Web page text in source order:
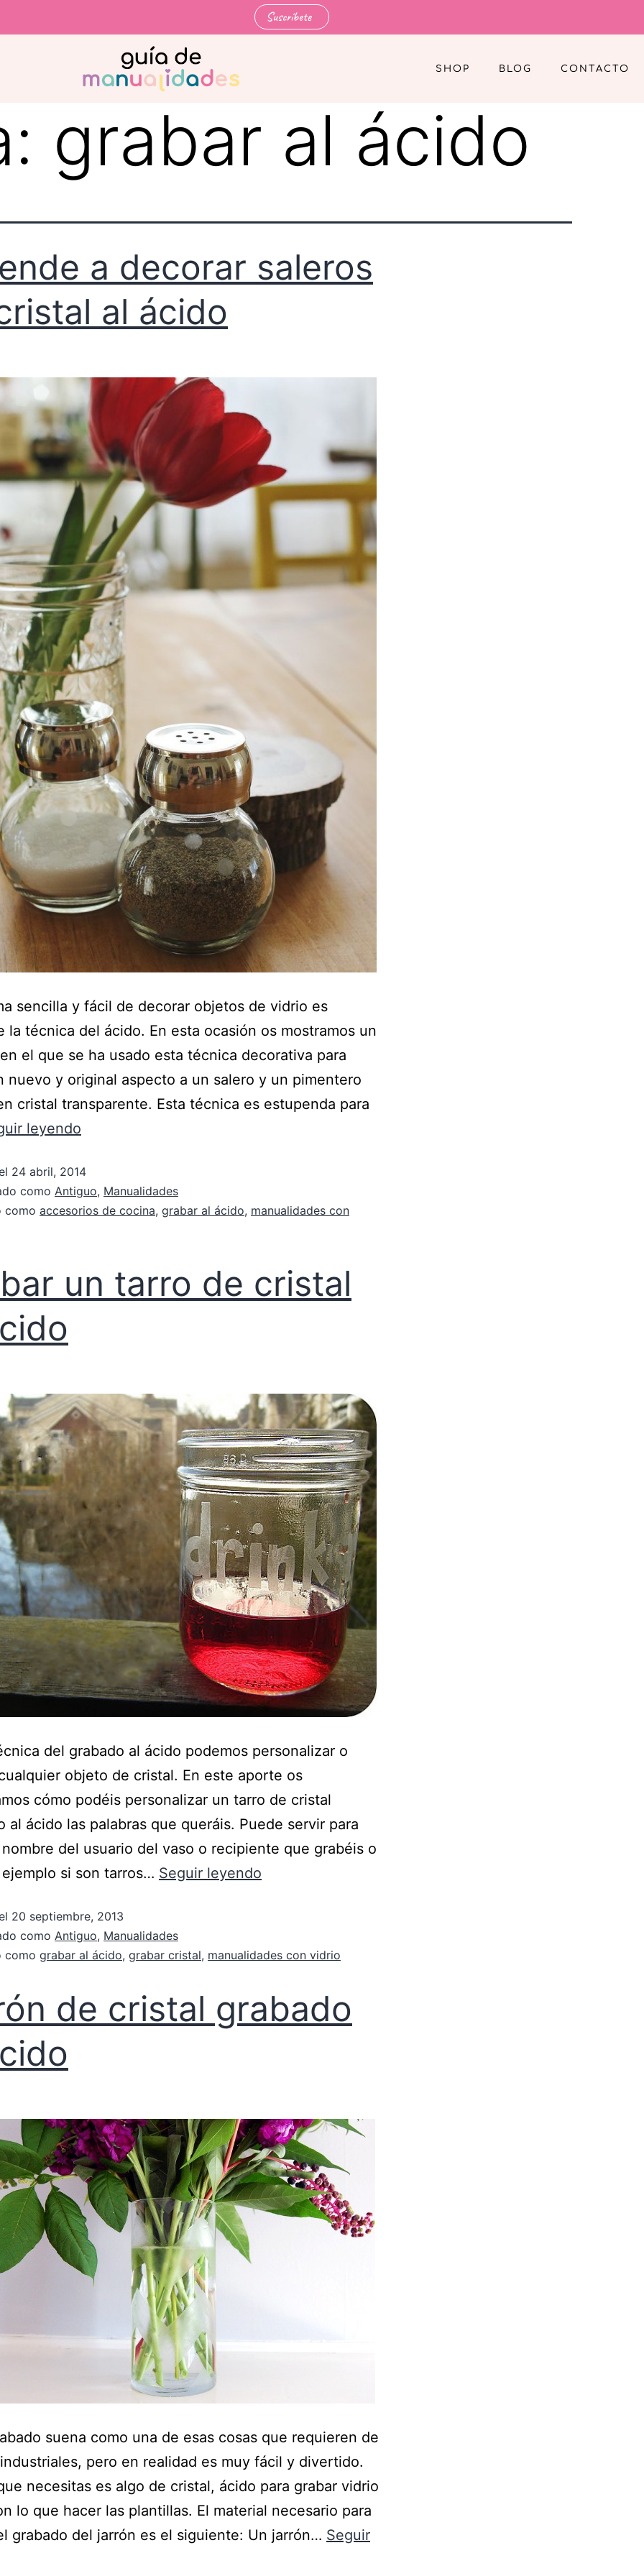
Suscríbete
SHOP BLOG CONTACTO
grabar al ácido
a decorar saleros
al ácido
sencilla y fácil de decorar objetos de vidrio es
la técnica del ácido. En esta ocasión os mostramos un
el que se ha usado esta técnica decorativa para
nuevo y original aspecto a un salero y un pimentero
cristal transparente. Esta técnica es estupenda para
leyendo
24 abril, 2014
como Antiguo, Manualidades
como accesorios de cocina, grabar al ácido, manualidades con
un tarro de cristal
del grabado al ácido podemos personalizar o
objeto de cristal. En este aporte os
cómo podéis personalizar un tarro de cristal
al ácido las palabras que queráis. Puede servir para
del usuario del vaso o recipiente que grabéis o
si son tarros… Seguir leyendo
20 septiembre, 2013
como Antiguo, Manualidades
como grabar al ácido, grabar cristal, manualidades con vidrio
de cristal grabado
suena como una de esas cosas que requieren de
pero en realidad es muy fácil y divertido.
necesitas es algo de cristal, ácido para grabar vidrio
lo que hacer las plantillas. El material necesario para
grabado del jarrón es el siguiente: Un jarrón… Seguir